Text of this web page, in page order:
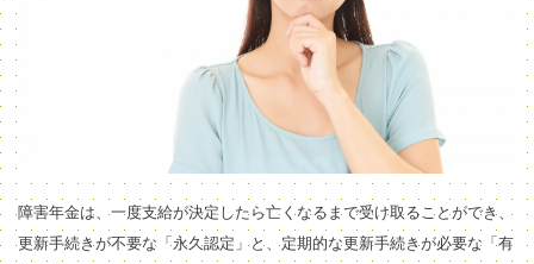
障害年金は、一度支給が決定したら亡くなるまで受け取ることができ、
更新手続きが不要な 「永久認定」と、定期的な更新手続きが必要な「有